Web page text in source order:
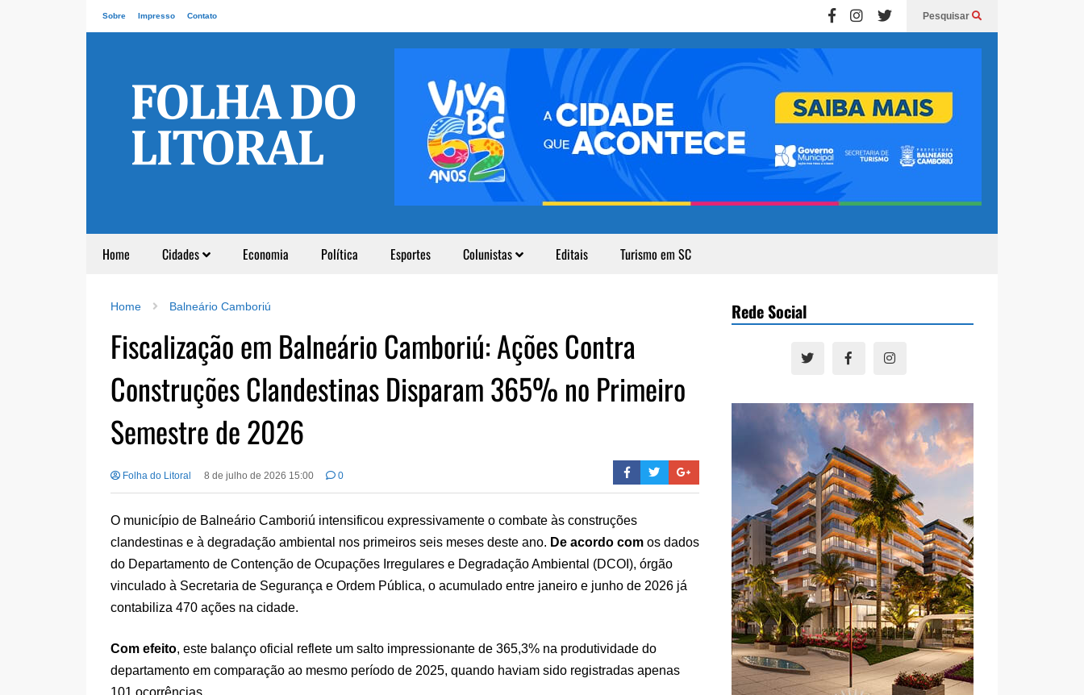
Sobre Impresso Contato Pesquisar
Home Cidades Economia Política Esportes Colunistas Editais Turismo em SC
Home Balneário Camboriú
Fiscalização em Balneário Camboriú: Ações Contra
Construções Clandestinas Disparam 365% no Primeiro
Semestre de 2026
Folha do Litoral 8 de julho de 2026 15:00 0
O município de Balneário Camboriú intensificou expressivamente o combate às construções
clandestinas e à degradação ambiental nos primeiros seis meses deste ano. De acordo com os dados
do Departamento de Contenção de Ocupações Irregulares e Degradação Ambiental (DCOI), órgão
vinculado à Secretaria de Segurança e Ordem Pública, o acumulado entre janeiro e junho de 2026 já
contabiliza 470 ações na cidade.
Com efeito, este balanço oficial reflete um salto impressionante de 365,3% na produtividade do
departamento em comparação ao mesmo período de 2025, quando haviam sido registradas apenas
101 ocorrências.
Rede Social